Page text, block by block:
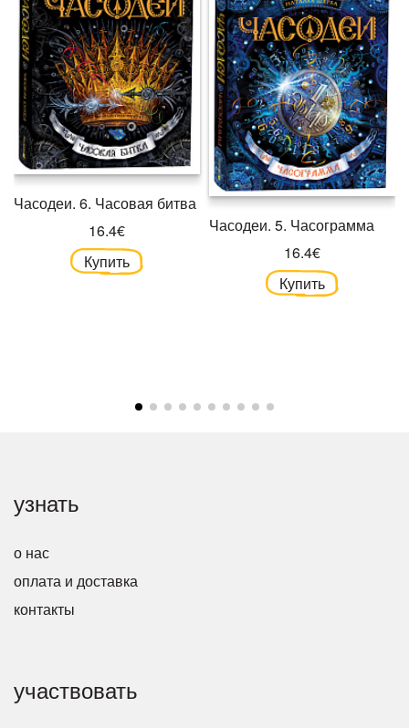
Часодеи. 6. Часовая битва
16.4€
Купить
Часодеи. 5. Часограмма
16.4€
Купить
узнать
о нас
оплата и доставка
контакты
участвовать